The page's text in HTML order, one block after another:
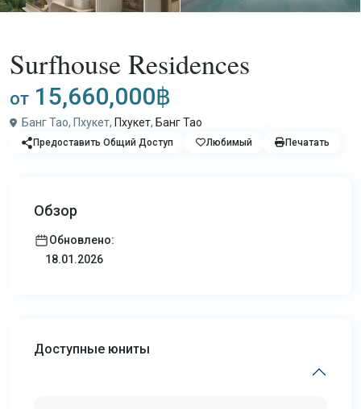
Surfhouse Residences
от 15,660,000฿
Банг Тао, Пхукет, Пхукет, Банг Тао
Предоставить Общий Доступ Любимый Печатать
Обзор
Обновлено:
18.01.2026
Доступные юниты